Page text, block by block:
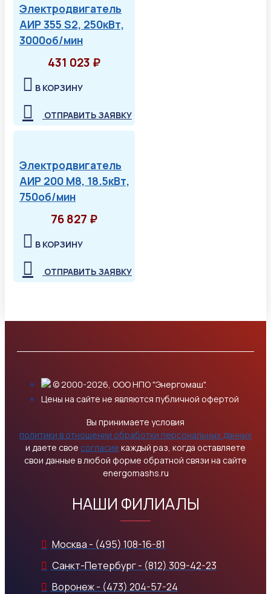
Электродвигатель
АИР 355 S2, 250кВт,
3000об/мин
431 023 ₽
В КОРЗИНУ
ОТПРАВИТЬ ЗАЯВКУ
Электродвигатель
АИР 200 М8, 18.5кВт,
750об/мин
76 827 ₽
В КОРЗИНУ
ОТПРАВИТЬ ЗАЯВКУ
© 2000-2026, ООО НПО "Энергомаш".
Цены на сайте не являются публичной офертой
Вы принимаете условия
политики в отношении обработки персональных данных
и даете свое согласие каждый раз, когда оставляете
свои данные в любой форме обратной связи на сайте
energomashs.ru
НАШИ ФИЛИАЛЫ
Москва - (495) 108-16-81
Санкт-Петербург - (812) 309-42-23
Воронеж - (473) 204-57-24